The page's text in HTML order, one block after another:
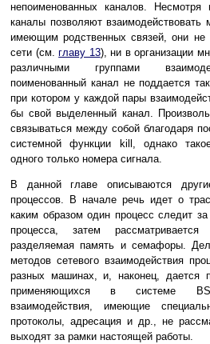
непоименованных каналов.
каналы позволяют
имеющим родственных связей, они не
сети (см.главу 13), ни в организации
различными группами
поименованный канал не поддается
при котором у каждой пары
бы свой выделенный канал.
связываться между собой благодаря
системной функции kill, однако
одного только номера сигнала.
В данной главе описываются
процессов. В начале речь идет о
каким образом один процесс следит
процесса, затем
разделяемая память и семафоры.
методов сетевого взаимодействия
разных машинах, и, наконец, дается
применяющихся в системе
взаимодействия, имеющие
протоколы, адресация и др., не
выходят за рамки настоящей работы.